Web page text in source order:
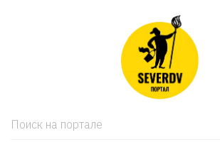
Поиск на портале